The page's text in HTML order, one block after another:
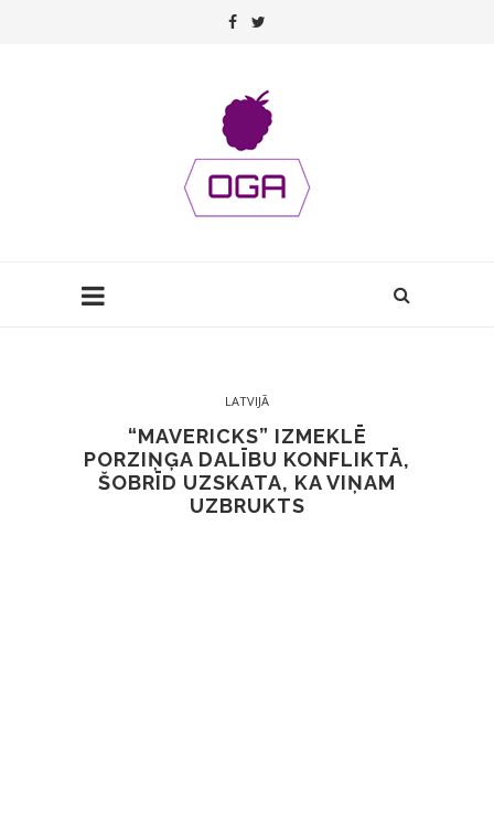
LATVIJĀ
“MAVERICKS” IZMEKLĒ
PORZIŅĢA DALĪBU KONFLIKTĀ,
ŠOBRĪD UZSKATA, KA VIŅAM
UZBRUKTS